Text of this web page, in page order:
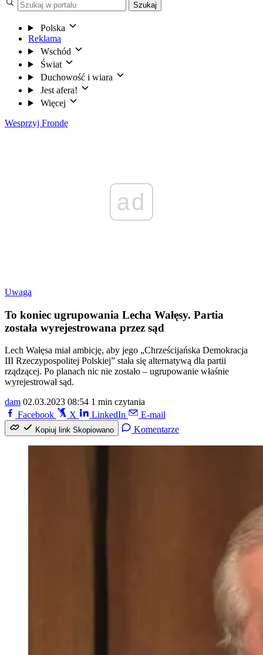
Szukaj
Polska
Reklama
Wschód
Świat
Duchowość i wiara
Jest afera!
Więcej
Wesprzyj Frondę
ad
Uwaga
To koniec ugrupowania Lecha Wałęsy. Partia
została wyrejestrowana przez sąd
Lech Wałęsa miał ambicję, aby jego „Chrześcijańska Demokracja
III Rzeczypospolitej Polskiej” stała się alternatywą dla partii
rządzącej. Po planach nic nie zostało – ugrupowanie właśnie
wyrejestrował sąd.
dam 02.03.2023 08:54 1 min czytania
Facebook
X LinkedIn E-mail
Kopiuj link Skopiowano Komentarze